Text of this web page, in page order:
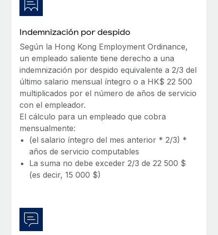
Indemnización por despido
Según la Hong Kong Employment Ordinance,
un empleado saliente tiene derecho a una
indemnización por despido equivalente a 2/3 del
último salario mensual íntegro o a HK$ 22 500
multiplicados por el número de años de servicio
con el empleador.
El cálculo para un empleado que cobra
mensualmente:
(el salario íntegro del mes anterior * 2/3) *
años de servicio computables
La suma no debe exceder 2/3 de 22 500 $
(es decir, 15 000 $)